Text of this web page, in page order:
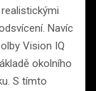
Navíc
Vision IQ
okolního
S tímto